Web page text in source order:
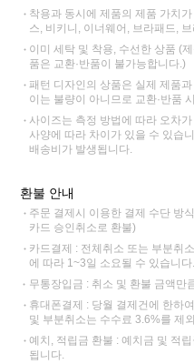
착용과 동시에 제품의 제품 가치
스, 비키니, 이너웨어, 브라패드,
이미 세탁 및 착용, 수선한 상품 (
품은 교환·반품이 불가능합니다.)
패턴 디자인의 상품은 실제 제품
이는 불량이 아니므로 교환·반품
사이즈는 측정 방법에 따라 오차
사양에 따라 차이가 있을 수 있습
배송비가 발생됩니다.
환불 안내
주문 결제시 이용한 결제 수단 방
카드 승인취소로 환불)
카드결제 : 전체취소 또는 부분취
에 따라 1~3일 소요될 수 있습니다.
무통장입금 : 취소 및 환불 금액만
휴대폰결제 : 당월 결제건에 한하
및 부분취소는 수수료 3.6%를 제
예치, 적립금 환불 : 예치금 및 적
됩니다.